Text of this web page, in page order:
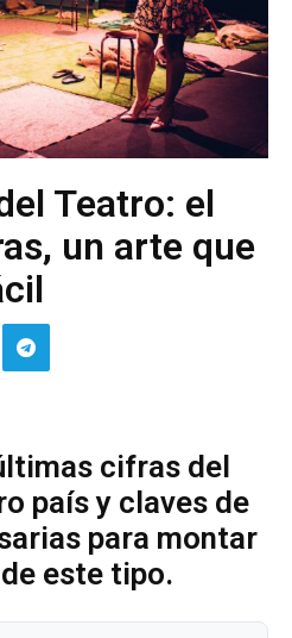
Teatro: el
un arte que
cifras del
país y claves de
para montar
este tipo.